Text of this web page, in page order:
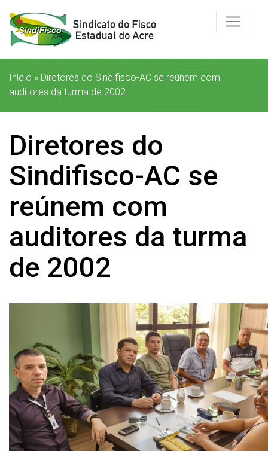
Início » Diretores do Sindifisco-AC se reúnem com
auditores da turma de 2002
Diretores do
Sindifisco-AC se
reúnem com
auditores da turma
de 2002